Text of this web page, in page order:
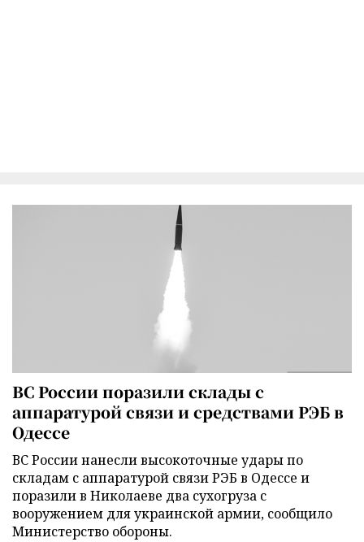
ВС России поразили склады с
аппаратурой связи и средствами РЭБ в
Одессе
ВС России нанесли высокоточные удары по
складам с аппаратурой связи РЭБ в Одессе и
поразили в Николаеве два сухогруза с
вооружением для украинской армии, сообщило
Министерство обороны.